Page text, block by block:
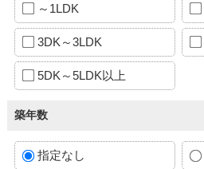
～1LDK
3DK～3LDK
5DK～5LDK以上
築年数
指定なし